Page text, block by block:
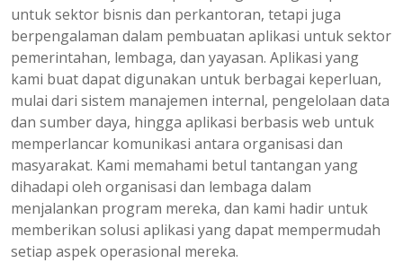
untuk sektor bisnis dan perkantoran, tetapi juga
berpengalaman dalam pembuatan aplikasi untuk sektor
pemerintahan, lembaga, dan yayasan. Aplikasi yang
kami buat dapat digunakan untuk berbagai keperluan,
mulai dari sistem manajemen internal, pengelolaan data
dan sumber daya, hingga aplikasi berbasis web untuk
memperlancar komunikasi antara organisasi dan
masyarakat. Kami memahami betul tantangan yang
dihadapi oleh organisasi dan lembaga dalam
menjalankan program mereka, dan kami hadir untuk
memberikan solusi aplikasi yang dapat mempermudah
setiap aspek operasional mereka.